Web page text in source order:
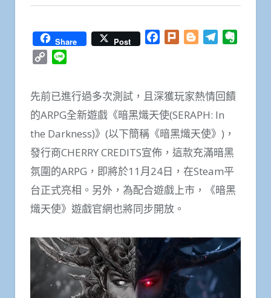
Share Post Facebook
Plurk BloggerTelegram
Copy
先前已進行過多次測試，且深獲玩家熱情回饋
的ARPG全新遊戲《暗黑熾天使(SERAPH: In
the Darkness)》(以下簡稱《暗黑熾天使》)，
發行商CHERRY CREDITS宣佈，這款充滿暗黑
氛圍的ARPG，即將於11月24日，在Steam平
台正式亮相。另外，為配合遊戲上市，《暗黑
熾天使》遊戲官網也將同步開放。